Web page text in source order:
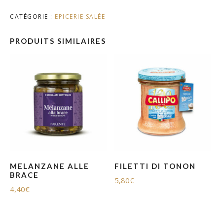
CATÉGORIE : EPICERIE SALÉE
PRODUITS SIMILAIRES
MELANZANE ALLE
BRACE
4,40€
FILETTI DI TONON
5,80€